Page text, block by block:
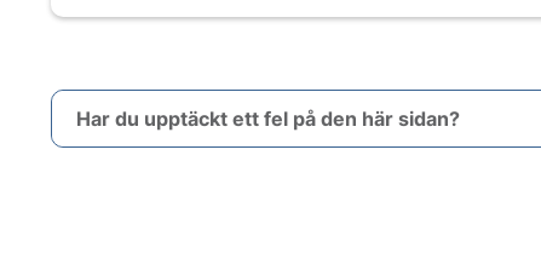
Har du upptäckt ett fel på den här sidan?